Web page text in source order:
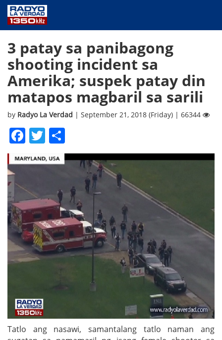
PUBLIC SERVICE
ANNOUNCEMENTS
PROGRAMS
ABOUT
CONTACT US
3 patay sa panibagong
shooting incident sa
Amerika; suspek patay din
matapos magbaril sa sarili
by Radyo La Verdad | September 21, 2018 (Friday) | 66344
Facebook
Twitter
Tatlo ang nasawi, samantalang tatlo naman ang